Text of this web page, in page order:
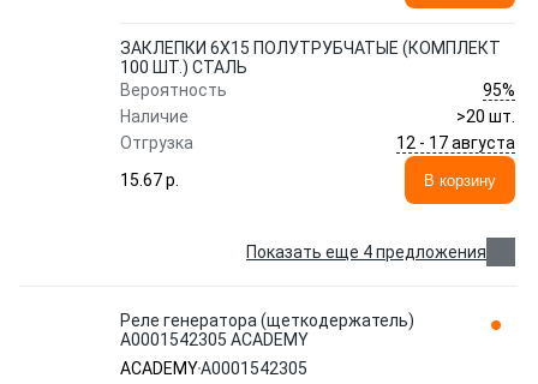
ЗАКЛЕПКИ 6X15 ПОЛУТРУБЧАТЫЕ (КОМПЛЕКТ
100 ШТ.) СТАЛЬ
Вероятность
95%
Наличие
>20 шт.
Отгрузка
12 - 17 августа
15.67 p.
В корзину
Показать еще 4 предложения
Реле генератора (щеткодержатель)
A0001542305 ACADEMY
ACADEMYA0001542305